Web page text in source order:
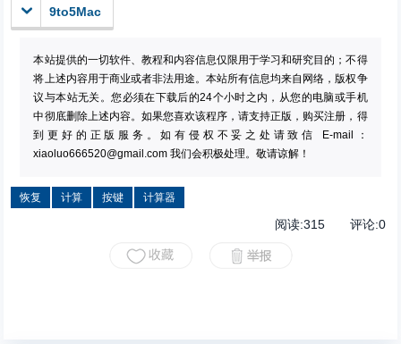
9to5Mac
本站提供的一切软件、教程和内容信息仅限用于学习和研究目的；不得
将上述内容用于商业或者非法用途。本站所有信息均来自网络，版权争
议与本站无关。您必须在下载后的24个小时之内，从您的电脑或手机
中彻底删除上述内容。如果您喜欢该程序，请支持正版，购买注册，得
到更好的正版服务。如有侵权不妥之处请致信 E-mail：
xiaoluo666520@gmail.com 我们会积极处理。敬请谅解！
恢复 计算 按键 计算器
阅读:315评论:0